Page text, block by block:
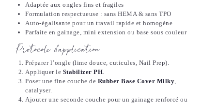
Adaptée aux ongles fins et fragiles
Formulation respectueuse : sans HEMA & sans TPO
Auto-égalisante pour un travail rapide et homogène
Parfaite en gainage, mini extension ou base sous couleur
Protocole d’application
Préparer l’ongle (lime douce, cuticules, Nail Prep).
Appliquer le Stabilizer PH.
Poser une fine couche de Rubber Base Cover Milky,
catalyser.
Ajouter une seconde couche pour un gainage renforcé ou